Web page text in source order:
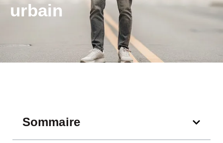
urbain
Sommaire